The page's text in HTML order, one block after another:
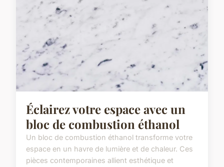
Éclairez votre espace avec un
bloc de combustion éthanol
Un bloc de combustion éthanol transforme votre
espace en un havre de lumière et de chaleur. Ces
pièces contemporaines allient esthétique et